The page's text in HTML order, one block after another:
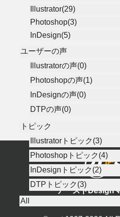
Illustrator(29)
Photoshop(3)
InDesign(5)
ユーザーの声
Illustratorの声(0)
Photoshopの声(1)
InDesignの声(0)
DTPの声(0)
トピック
Illustratorトピック(3)
Photoshopトピック(4)
InDesignトピック(2)
DTPトピック(3)
All
アーストDesign
Illustrator, Photoshop, DTP